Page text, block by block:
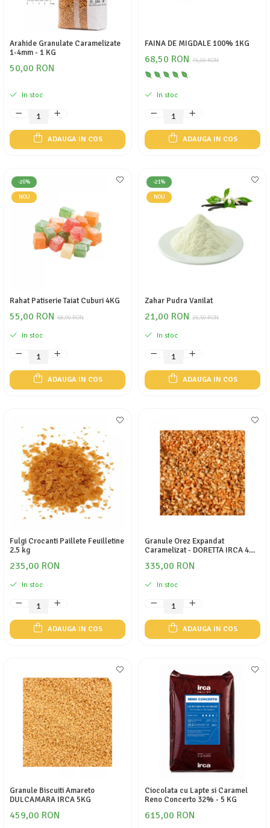
Arahide Granulate Caramelizate
1-4mm - 1 KG
50,00 RON
In stoc
ADAUGA IN COS
FAINA DE MIGDALE 100% 1KG
76,00 RON
68,50 RON
In stoc
ADAUGA IN COS
-20%
NOU
Rahat Patiserie Taiat Cuburi 4KG
68,90 RON
55,00 RON
In stoc
ADAUGA IN COS
-21%
NOU
Zahar Pudra Vanilat
26,50 RON
21,00 RON
In stoc
ADAUGA IN COS
Fulgi Crocanti Paillete Feuilletine
2.5 kg
235,00 RON
In stoc
ADAUGA IN COS
Granule Orez Expandat
Caramelizat - DORETTA IRCA 4
335,00 RON
In stoc
ADAUGA IN COS
Granule Biscuiti Amareto
DULCAMARA IRCA 5KG
459,00 RON
Ciocolata cu Lapte si Caramel
Reno Concerto 32% - 5 KG
615,00 RON